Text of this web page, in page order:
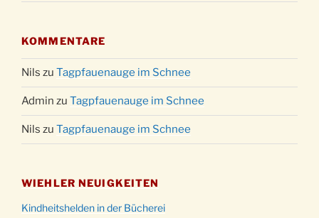
KOMMENTARE
Nils zu Tagpfauenauge im Schnee
Admin zu Tagpfauenauge im Schnee
Nils zu Tagpfauenauge im Schnee
WIEHLER NEUIGKEITEN
Kindheitshelden in der Bücherei